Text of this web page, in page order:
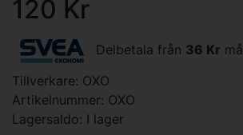
120 Kr
Delbetala från 36 Kr
Tillverkare: OXO
Artikelnummer: OXO
Lagersaldo: I lager